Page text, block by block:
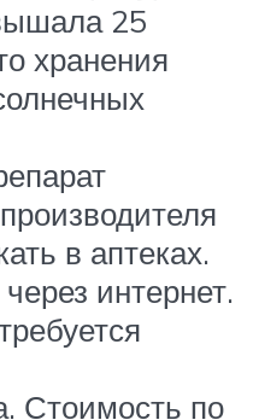
25
хранения
в аптеках.
интернет.
Стоимость по